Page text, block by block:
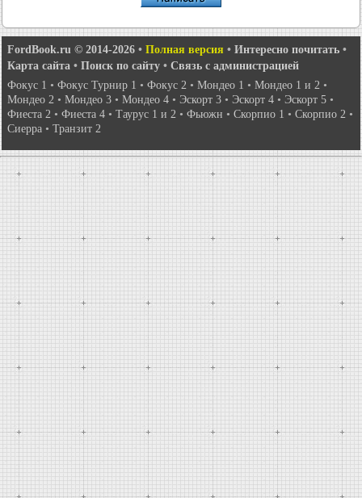
FordBook.ru © 2014-2026 • Полная версия • Интересно почитать •
Карта сайта • Поиск по сайту • Связь с администрацией
Фокус 1 • Фокус Турнир 1 • Фокус 2 • Мондео 1 • Мондео 1 и 2 •
Мондео 2 • Мондео 3 • Мондео 4 • Эскорт 3 • Эскорт 4 • Эскорт 5 •
Фиеста 2 • Фиеста 4 • Таурус 1 и 2 • Фьюжн • Скорпио 1 • Скорпио 2 •
Сиерра • Транзит 2